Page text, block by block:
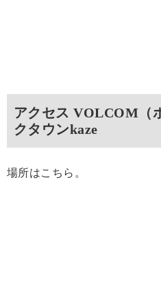
アクセス VOLCOM（
クタウンkaze
場所はこちら。